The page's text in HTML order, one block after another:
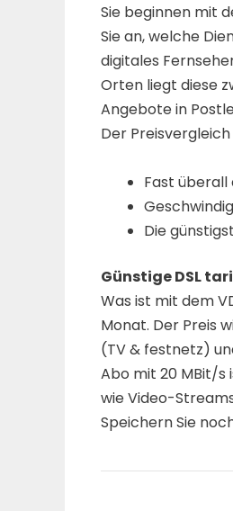
Sie beginnen mit
Sie an, welche
digitales
Orten liegt diese
Angebote in
Der
Fast überall
Die
Günstige DSL
Was ist mit dem
Monat. Der Preis
(TV & festnetz)
Abo mit 20 MBit/s
wie Video-
Speichern Sie